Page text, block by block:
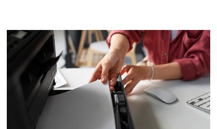
Преимущества
сотрудничества с нами
Наша команда экспертов имеет богатый опыт в
оформлении виз различных типов. Обратившись к
нам, вы получаете: